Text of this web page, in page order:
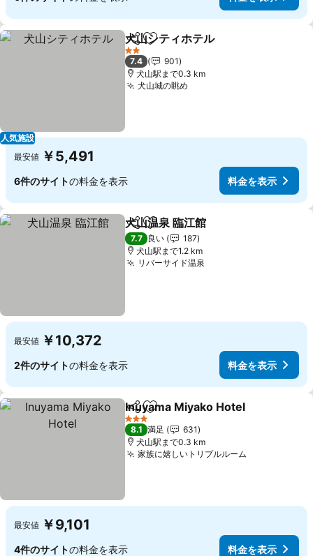
人気施設
シェアお気に入りに追加
犬山シティホテル
2 ホテルのランク
7.4
901
犬山駅まで0.3 km
犬山城の眺め
最安値 ￥5,491
6件のサイトの料金を表示 料金を表示
シェアお気に入りに追加
犬山温泉 臨江館
7.7 良い
187
犬山駅まで1.2 km
リバーサイド温泉
最安値 ￥10,372
2件のサイトの料金を表示 料金を表示
シェアお気に入りに追加
Inuyama Miyako Hotel
3 ホテルのランク
8.1 満足
631
犬山駅まで0.3 km
家族に嬉しいトリプルルーム
最安値 ￥9,101
4件のサイトの料金を表示 料金を表示